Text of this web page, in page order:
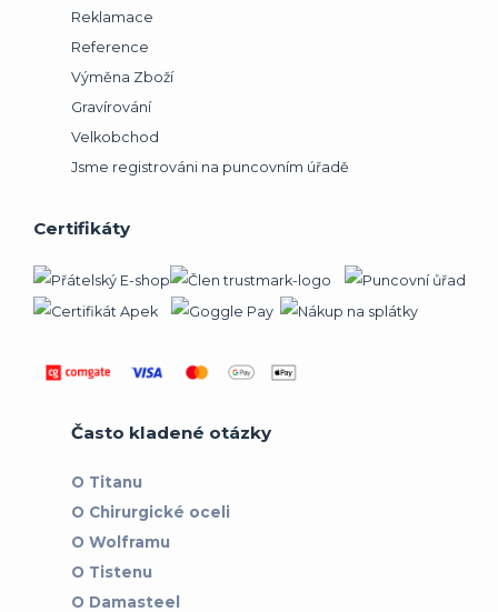
Reklamace
Reference
Výměna Zboží
Gravírování
Velkobchod
Jsme registrováni na puncovním úřadě
Certifikáty
Často kladené otázky
O Titanu
O Chirurgické oceli
O Wolframu
O Tistenu
O Damasteel